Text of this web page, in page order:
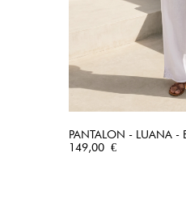
PANTALON - LUANA -
Prix
149,00 €